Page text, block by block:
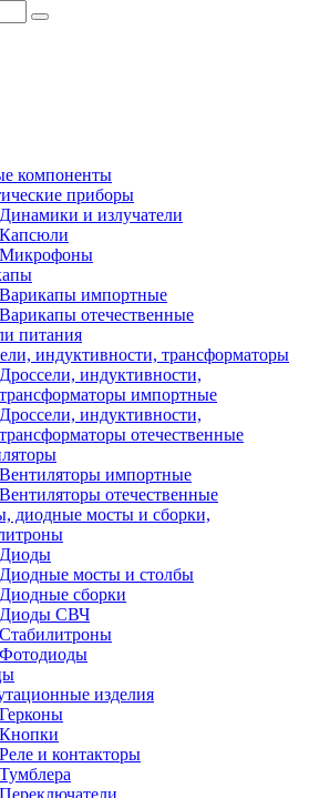
компоненты
приборы
Динамики и излучатели
Капсюли
Микрофоны
Варикапы импортные
Варикапы отечественные
питания
индуктивности, трансформаторы
Дроссели, индуктивности,
трансформаторы импортные
Дроссели, индуктивности,
трансформаторы отечественные
Вентиляторы импортные
Вентиляторы отечественные
диодные мосты и сборки,
Диоды
Диодные мосты и столбы
Диодные сборки
Диоды СВЧ
Стабилитроны
Фотодиоды
изделия
Герконы
Кнопки
Реле и контакторы
Тумблера
Переключатели